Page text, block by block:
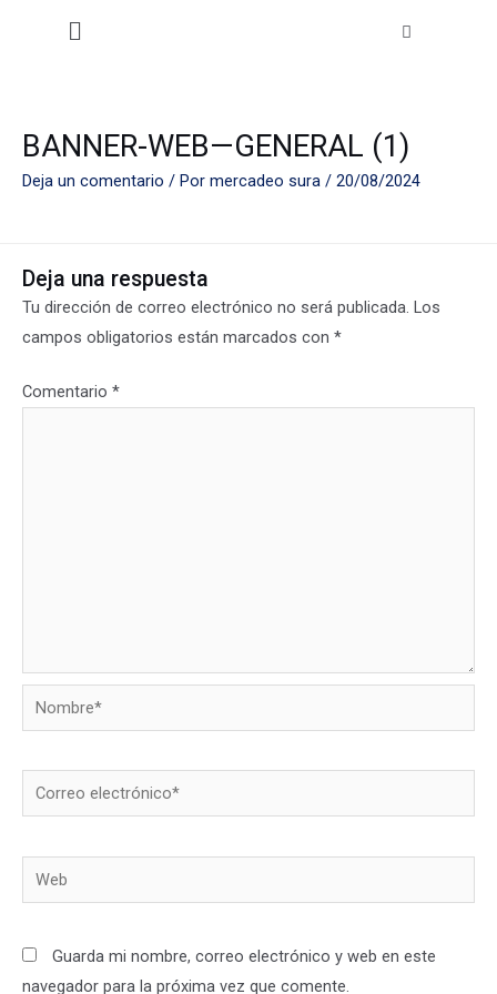
Menú
BANNER-WEB—GENERAL (1)
Deja un comentario / Por mercadeo sura / 20/08/2024
Deja una respuesta
Tu dirección de correo electrónico no será publicada. Los
campos obligatorios están marcados con *
Comentario *
Nombre*
Correo
electrónico*
Web
Guarda mi nombre, correo electrónico y web en este
navegador para la próxima vez que comente.